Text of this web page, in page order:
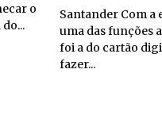
o
Santander Com a expansão dos bancos digitais,
uma das funções
foi a do cartão
fazer...